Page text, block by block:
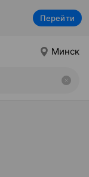
Перейти
Минск